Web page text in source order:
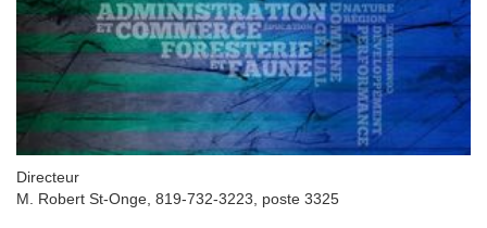
Directeur
M. Robert St-Onge, 819-732-3223, poste 3325